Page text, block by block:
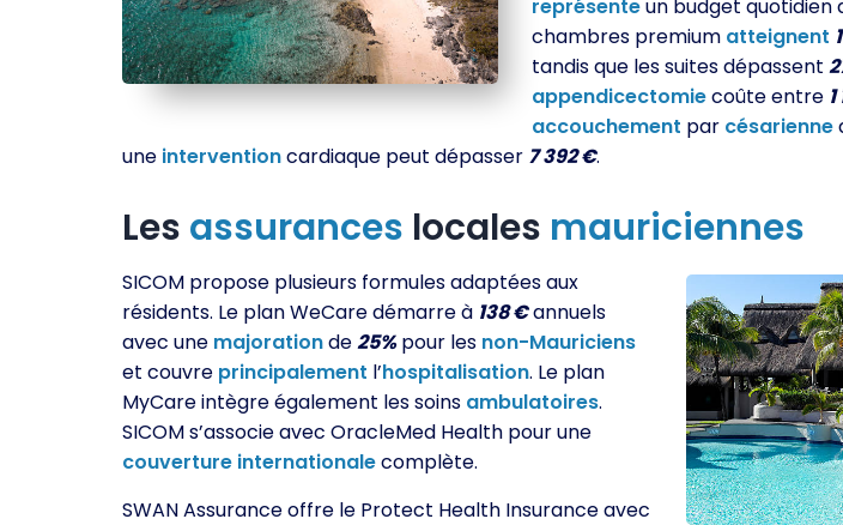
représenteun budget quotidien
chambres premium atteignent
tandis que les suites dépassent
appendicectomiecoûte entre
accouchement par césarienne
une interventioncardiaque peut dépasser 7 392 €.
Les assurances locales mauriciennes
SICOM propose plusieurs formules adaptées aux
résidents. Le plan WeCare démarre à 138 €annuels
avec une majorationde25%pour les non-Mauriciens
et couvre principalement l’hospitalisation. Le plan
MyCare intègre également les soins ambulatoires.
SICOM s’associe avec OracleMed Health pour une
couverture internationalecomplète.
SWAN Assurance offre le Protect Health Insurance avec